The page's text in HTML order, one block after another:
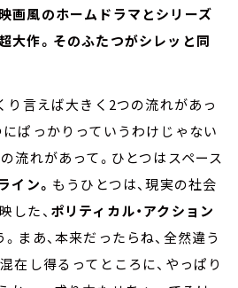
画風のホームドラマとシリーズ
大作。そのふたつがシレッと同
り言えば大きく2つの流れがあっ
ぱっかりっていうわけじゃない
流れがあって。ひとつはスペース
イン。 もうひとつは、現実の社会
した、 ポリティカル・アクション
。まあ、本来だったらね、全然違う
在し得るってところに、やっぱり